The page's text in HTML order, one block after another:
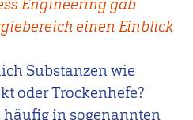
Engineering gab
einen Einblick
Substanzen wie
oder Trockenhefe?
in sogenannten